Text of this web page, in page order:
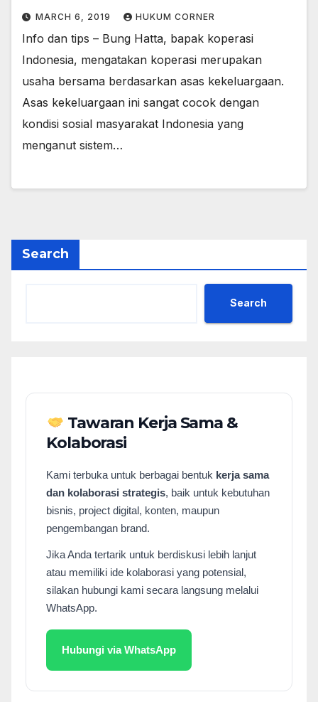
MARCH 6, 2019 HUKUM CORNER
Info dan tips – Bung Hatta, bapak koperasi
Indonesia, mengatakan koperasi merupakan
usaha bersama berdasarkan asas kekeluargaan.
Asas kekeluargaan ini sangat cocok dengan
kondisi sosial masyarakat Indonesia yang
menganut sistem…
Search
Search
Tawaran Kerja Sama &
Kolaborasi
Kami terbuka untuk berbagai bentuk kerja sama
dan kolaborasi strategis, baik untuk kebutuhan
bisnis, project digital, konten, maupun
pengembangan brand.
Jika Anda tertarik untuk berdiskusi lebih lanjut
atau memiliki ide kolaborasi yang potensial,
silakan hubungi kami secara langsung melalui
WhatsApp.
Hubungi via WhatsApp